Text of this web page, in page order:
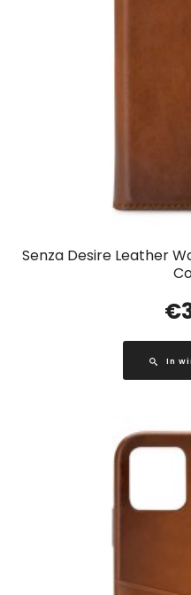
Senza Desire Leather
€
In